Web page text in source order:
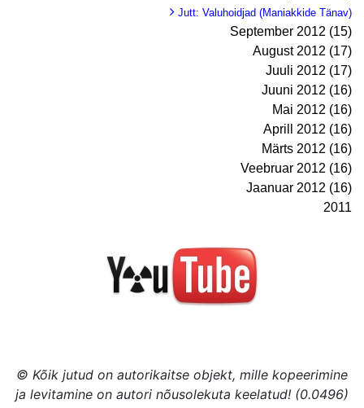
Jutt: Valuhoidjad (Maniakkide Tänav)
September 2012 (15)
August 2012 (17)
Juuli 2012 (17)
Juuni 2012 (16)
Mai 2012 (16)
Aprill 2012 (16)
Märts 2012 (16)
Veebruar 2012 (16)
Jaanuar 2012 (16)
2011
© Kõik jutud on autorikaitse objekt, mille kopeerimine
ja levitamine on autori nõusolekuta keelatud! (0.0496)